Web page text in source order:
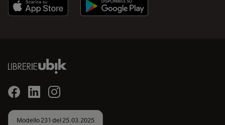
Modello 231 del 25.03.2025